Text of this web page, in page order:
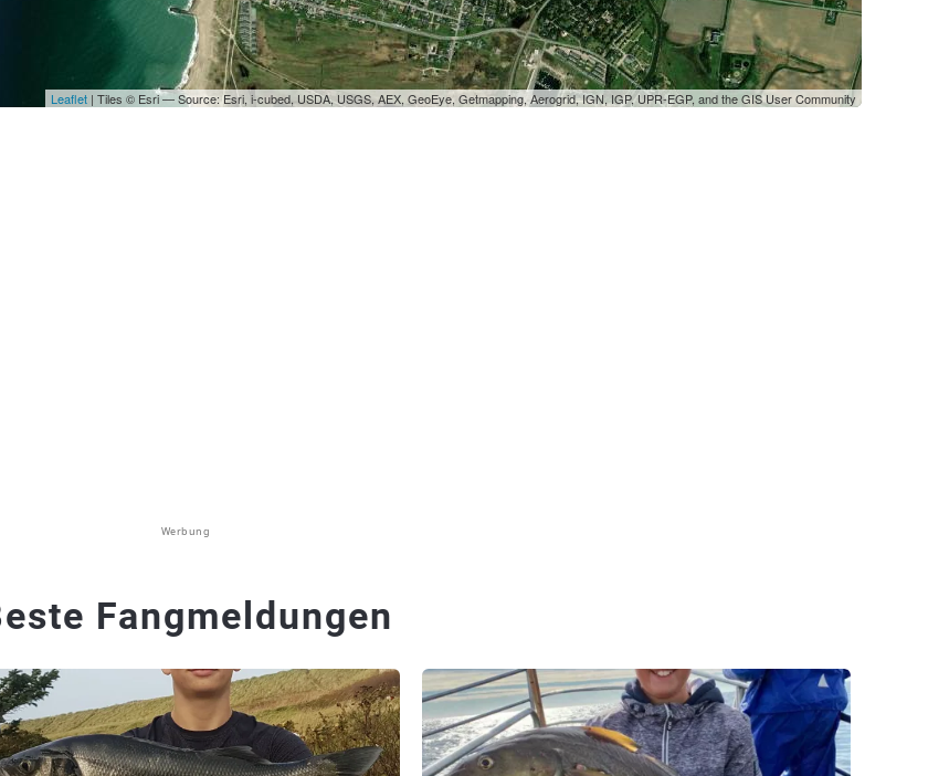
Leaflet | Tiles © Esri — Source: Esri, i-cubed, USDA, USGS, AEX, GeoEye, Getmapping, Aerogrid, IGN, IGP, UPR-EGP, and the GIS User Community
Werbung
Fangmeldungen